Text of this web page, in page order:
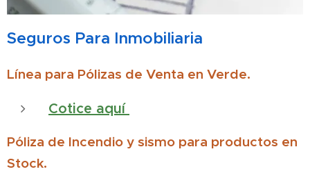
Seguros Para Inmobiliaria
Línea para Pólizas de Venta en Verde.
Cotice aquí
Póliza de Incendio y sismo para productos en
Stock.